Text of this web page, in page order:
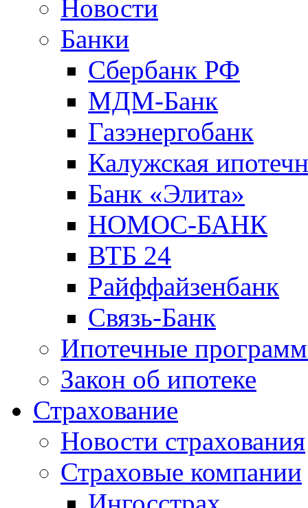
Новости
Банки
Сбербанк РФ
МДМ-Банк
Газэнергобанк
Калужская
Банк «Элита»
НОМОС-БАНК
ВТБ 24
Райффайзенбанк
Связь-Банк
Ипотечные
Закон об ипотеке
Страхование
Новости страхования
Страховые компании